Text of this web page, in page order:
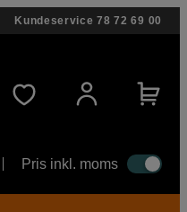
Kundeservice 78 72 69 00
Pris inkl. moms